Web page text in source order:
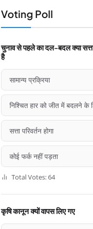
Voting Poll
चुनाव से पहले का दल-बदल क्या
है
सामान्य प्रक्रिया
निश्चित हार को जीत में बदलने के
सत्ता परिवर्तन होगा
कोई फर्क नहीं पड़ता
Total Votes: 64
कृषि कानून क्यों वापस लिए गए